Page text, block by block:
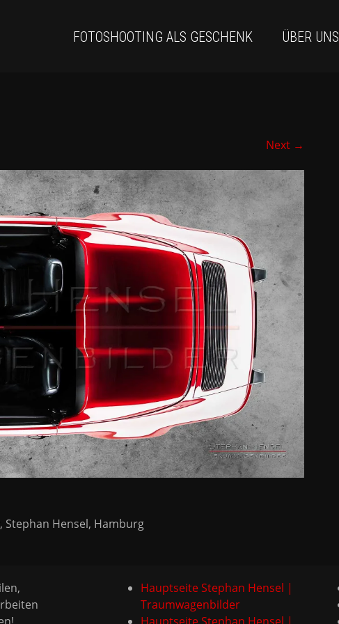
FOTOSHOOTING ALS GESCHENK ÜBER UNS
Next →
Stephan Hensel, Hamburg
Hauptseite Stephan Hensel |
Traumwagenbilder